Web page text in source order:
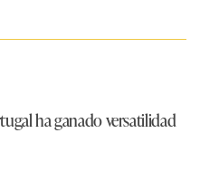
ha ganado versatilidad